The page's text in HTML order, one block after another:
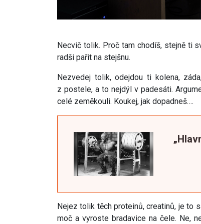
Necvič tolik. Proč tam chodíš, stejně ti
radši pařit na stejšnu.
Nezvedej tolik, odejdou ti kolena,
z postele, a to nejdýl v padesáti.
celé zeměkouli. Koukej, jak dopadneš….
Nejez tolik těch proteinů, creatinů, je to
moč a vyroste bradavice na čele. Ne,